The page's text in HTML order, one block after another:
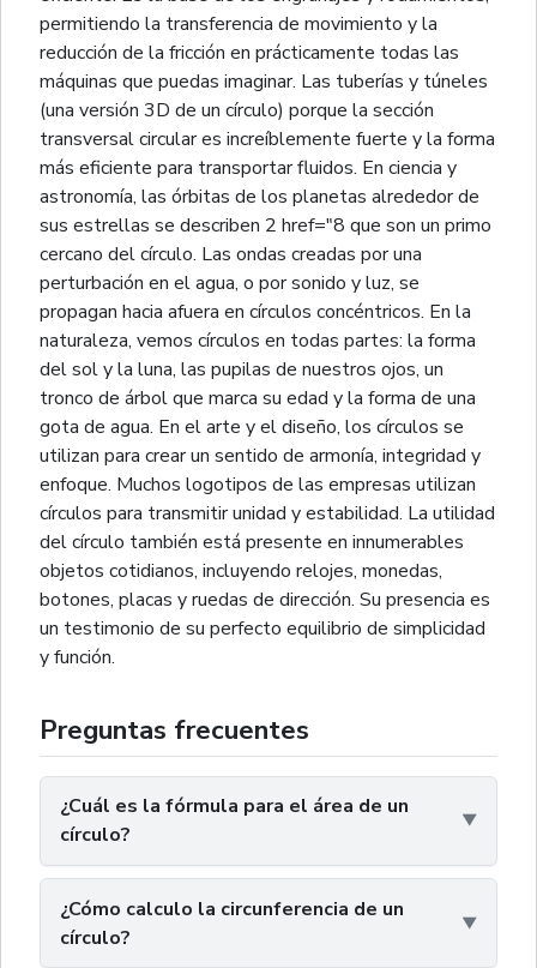
permitiendo la transferencia de movimiento y la
reducción de la fricción en prácticamente todas las
máquinas que puedas imaginar. Las tuberías y túneles
(una versión 3D de un círculo) porque la sección
transversal circular es increíblemente fuerte y la forma
más eficiente para transportar fluidos. En ciencia y
astronomía, las órbitas de los planetas alrededor de
sus estrellas se describen 2 href="8 que son un primo
cercano del círculo. Las ondas creadas por una
perturbación en el agua, o por sonido y luz, se
propagan hacia afuera en círculos concéntricos. En la
naturaleza, vemos círculos en todas partes: la forma
del sol y la luna, las pupilas de nuestros ojos, un
tronco de árbol que marca su edad y la forma de una
gota de agua. En el arte y el diseño, los círculos se
utilizan para crear un sentido de armonía, integridad y
enfoque. Muchos logotipos de las empresas utilizan
círculos para transmitir unidad y estabilidad. La utilidad
del círculo también está presente en innumerables
objetos cotidianos, incluyendo relojes, monedas,
botones, placas y ruedas de dirección. Su presencia es
un testimonio de su perfecto equilibrio de simplicidad
y función.
Preguntas frecuentes
¿Cuál es la fórmula para el área de un
círculo?
¿Cómo calculo la circunferencia de un
círculo?